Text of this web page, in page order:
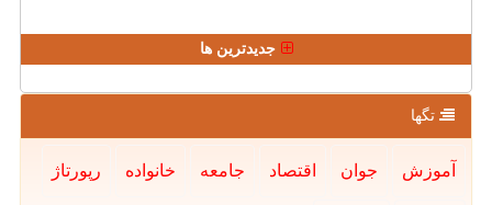
جدیدترین ها
تگها
آموزش جوان اقتصاد جامعه خانواده رپورتاژ